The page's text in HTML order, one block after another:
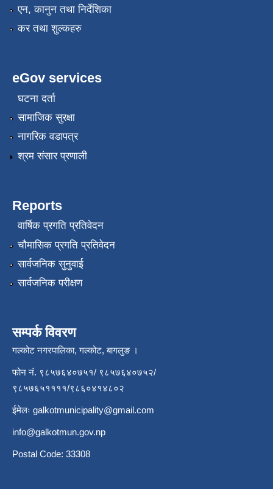
एन, कानुन तथा निर्देशिका
कर तथा शुल्कहरु
eGov services
घटना दर्ता
सामाजिक सुरक्षा
नागरिक वडापत्र
श्रम संसार प्रणाली
Reports
वार्षिक प्रगति प्रतिवेदन
चौमासिक प्रगति प्रतिवेदन
सार्वजनिक सुनुवाई
सार्वजनिक परीक्षण
सम्पर्क विवरण
गल्कोट नगरपालिका, गल्कोट, बागलुङ ।
फोन नं. ९८५७६४०७५१/ ९८५७६४०७५२/
९८५७६५११११/९८६०४१४८०२
ईमेलः galkotmunicipality@gmail.com
info@galkotmun.gov.np
Postal Code: 33308